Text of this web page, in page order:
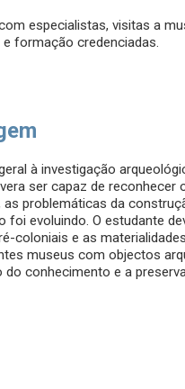
especialistas, visitas a
formação credenciadas.
à investigação
ser capaz de
problemáticas da
evoluindo. O estudante
coloniais e as
museus com objectos
conhecimento e a